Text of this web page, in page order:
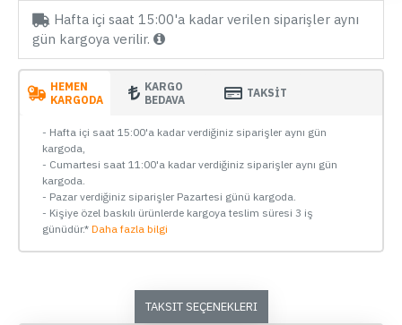
Hafta içi saat 15:00'a kadar verilen siparişler aynı
gün kargoya verilir.
HEMEN
KARGODA
KARGO
BEDAVA
TAKSİT
- Hafta içi saat 15:00'a kadar verdiğiniz siparişler aynı gün
kargoda,
- Cumartesi saat 11:00'a kadar verdiğiniz siparişler aynı gün
kargoda.
- Pazar verdiğiniz siparişler Pazartesi günü kargoda.
- Kişiye özel baskılı ürünlerde kargoya teslim süresi 3 iş
günüdür.* Daha fazla bilgi
TAKSIT SEÇENEKLERI